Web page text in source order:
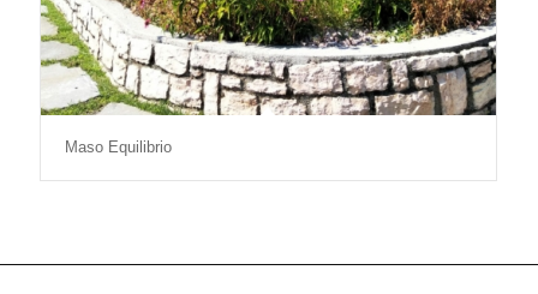
Maso Equilibrio